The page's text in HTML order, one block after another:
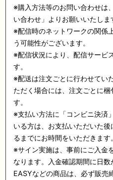
※購入方法等のお問い合わせ
い合わせ」よりお願いいたしま
※配信時のネットワークの関係
う可能性がございます。
※配信状況により、配信サービ
す。
※配送は注文ごとに行わせてい
ただく場合には、注文ごとに
す。
※支払い方法に「コンビニ決済
いる方は、お支払いただいた
るまでにお時間をいただきます。
※サイン実施は、事前にご入金
なります。入金確認期間に日
EASYなどの商品は、必ず販売